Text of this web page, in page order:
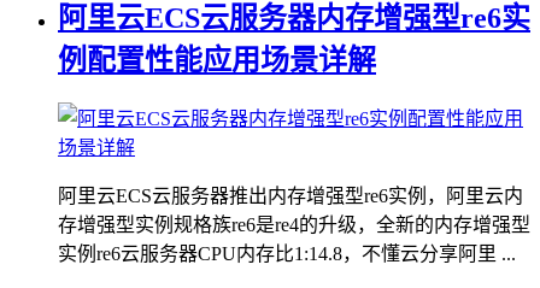
阿里云ECS云服务器内存增强型re6实
例配置性能应用场景详解
阿里云ECS云服务器推出内存增强型re6实例，阿里云内
存增强型实例规格族re6是re4的升级，全新的内存增强型
实例re6云服务器CPU内存比1:14.8，不懂云分享阿里 ...